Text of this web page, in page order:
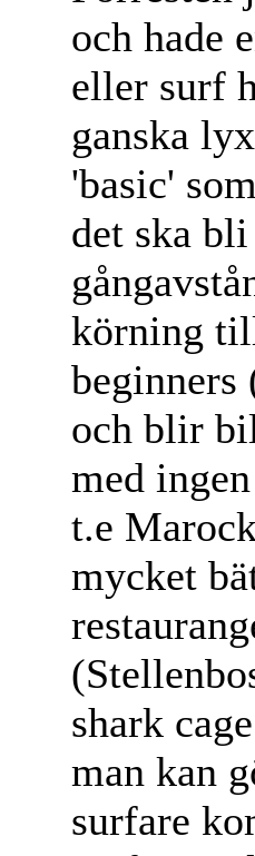
och hade
eller surf
ganska
'basic'
det ska
körning
och blir
med
t.e
mycket
shark
man kan
surfare